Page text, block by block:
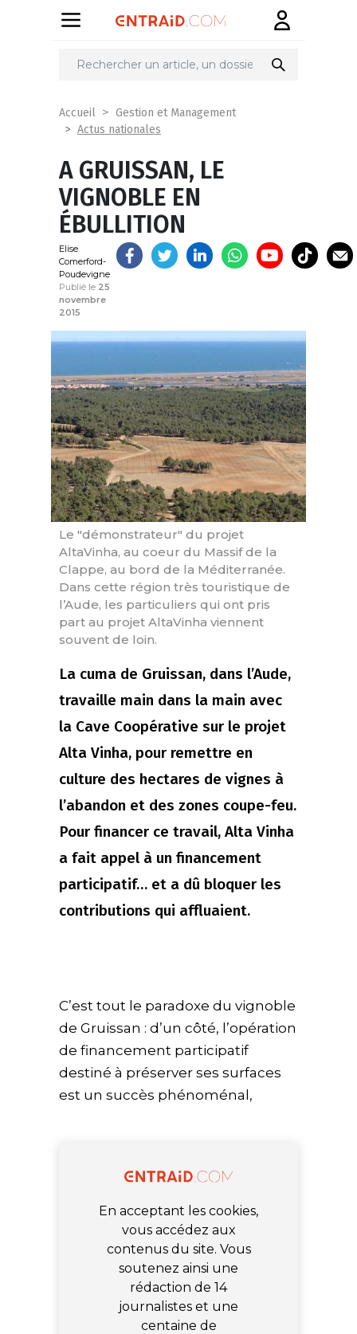
Partager
Accueil
Gestion et Management
Actus nationales
A GRUISSAN, LE
VIGNOBLE EN
ÉBULLITION
Elise
Comerford-
Poudevigne
Publié le 25
novembre
2015
Le "démonstrateur" du projet
AltaVinha, au coeur du Massif de la
Clappe, au bord de la Méditerranée.
Dans cette région très touristique de
l’Aude, les particuliers qui ont pris
part au projet AltaVinha viennent
souvent de loin.
La cuma de Gruissan, dans l’Aude,
travaille main dans la main avec
la Cave Coopérative sur le projet
Alta Vinha, pour remettre en
culture des hectares de vignes à
l’abandon et des zones coupe-feu.
Pour financer ce travail, Alta Vinha
a fait appel à un financement
participatif… et a dû bloquer les
contributions qui affluaient.
C’est tout le paradoxe du vignoble
de Gruissan : d’un côté, l’opération
de financement participatif
destiné à préserver ses surfaces
est un succès phénoménal,
En acceptant les cookies,
vous accédez aux
contenus du site. Vous
soutenez ainsi une
rédaction de 14
journalistes et une
centaine de